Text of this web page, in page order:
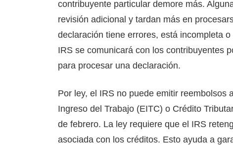
contribuyente particular demore más.
revisión adicional y tardan más en
declaración tiene errores, está incompleta
IRS se comunicará con los contribuyentes
para procesar una declaración.
Por ley, el IRS no puede emitir reembolsos
Ingreso del Trabajo (EITC) o Crédito
de febrero. La ley requiere que el IRS
asociada con los créditos. Esto ayuda a